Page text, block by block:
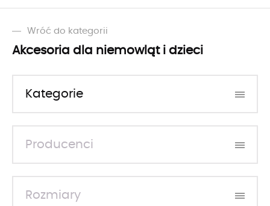
Wróć do kategorii
Akcesoria dla niemowląt i dzieci
Kategorie
Producenci
Rozmiary